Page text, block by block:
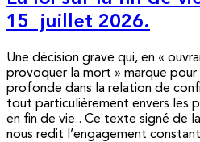
15 juillet 2026.
Une décision grave qui, en «
provoquer la mort » marque
profonde dans la relation de
tout particulièrement envers les
en fin de vie.. Ce texte signé de
nous redit l’engagement